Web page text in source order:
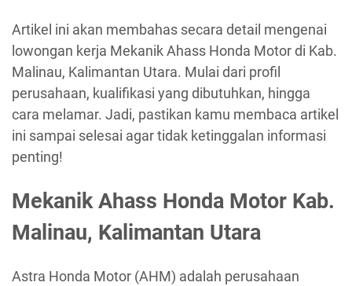
Artikel ini akan membahas secara detail mengenai
lowongan kerja Mekanik Ahass Honda Motor di Kab.
Malinau, Kalimantan Utara. Mulai dari profil
perusahaan, kualifikasi yang dibutuhkan, hingga
cara melamar. Jadi, pastikan kamu membaca artikel
ini sampai selesai agar tidak ketinggalan informasi
penting!
Mekanik Ahass Honda Motor Kab.
Malinau, Kalimantan Utara
Astra Honda Motor (AHM) adalah perusahaan